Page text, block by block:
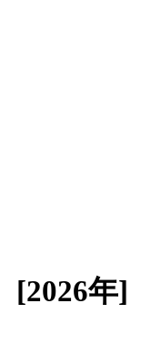
[2026年]